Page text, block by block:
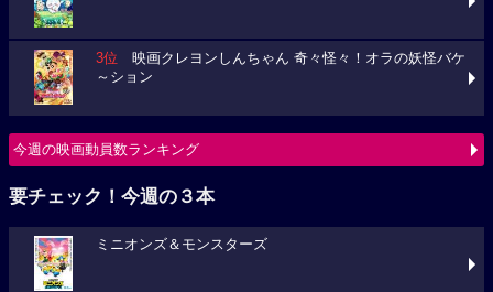
3位 映画クレヨンしんちゃん 奇々怪々！オラの妖怪バケ
～ション
今週の映画動員数ランキング
要チェック！今週の３本
ミニオンズ＆モンスターズ